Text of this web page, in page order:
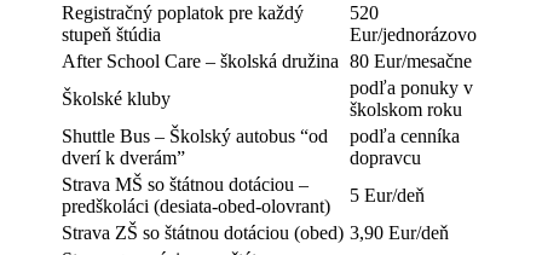
Registračný poplatok pre každý
stupeň štúdia
520
Eur/jednorázovo
After School Care – školská družina 80 Eur/mesačne
Školské kluby
podľa ponuky v
školskom roku
Shuttle Bus – Školský autobus “od
dverí k dverám”
podľa cenníka
dopravcu
Strava MŠ so štátnou dotáciou –
predškoláci (desiata-obed-olovrant)
5 Eur/deň
Strava ZŠ so štátnou dotáciou (obed) 3,90 Eur/deň